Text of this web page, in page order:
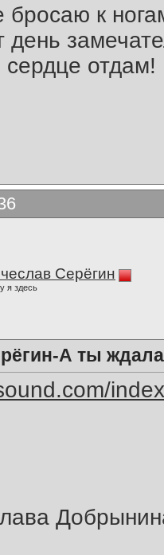
бросаю к
день
отдам!
Серёгин
я здесь
А ты ждала